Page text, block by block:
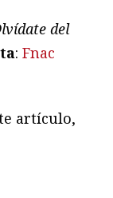
del
: Fnac
artículo,